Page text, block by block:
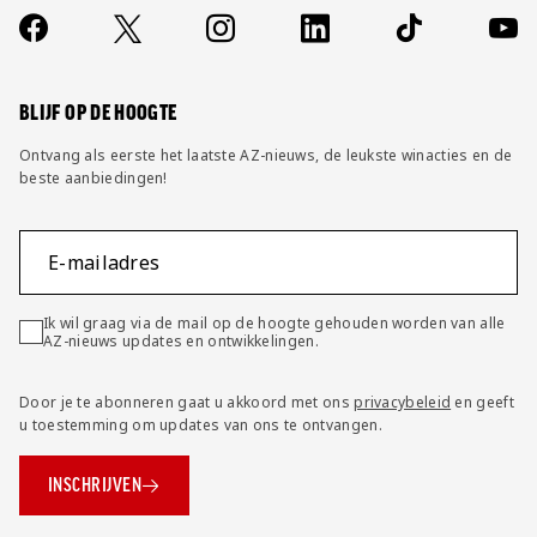
Contact
FAQ
Socials
https://www.facebook.com/AZAlkmaar
X Instagram LinkedIn TikTok
BLIJF OP DE HOOGTE
Ontvang als eerste het laatste AZ-nieuws, de leukste winacties en de
beste aanbiedingen!
E-mailadres
Ik wil graag via de mail op de hoogte gehouden worden van alle
AZ-nieuws updates en ontwikkelingen.
Door je te abonneren gaat u akkoord met onsprivacybeleid en geeft
u toestemming om updates van ons te ontvangen.
INSCHRIJVEN